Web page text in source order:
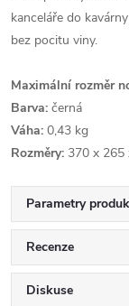
kanceláře do
bez pocitu viny.
Maximální rozměr
Barva: černá
Váha: 0,43 kg
Rozměry: 370 x 265
Parametry
Recenze
Diskuse